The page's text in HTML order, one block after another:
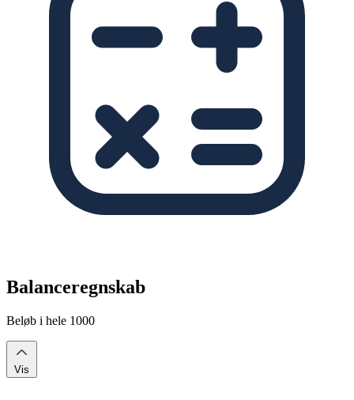
Balanceregnskab
Beløb i hele 1000
Vis